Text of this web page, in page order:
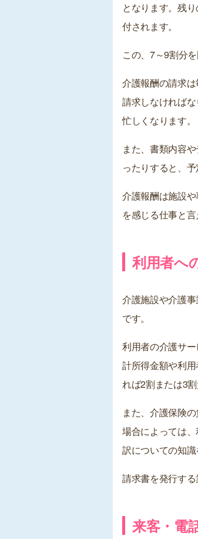
となります。残
付されます。
この、7～9割分
介護報酬の請求
請求しなければ
忙しくなります。
また、書類内容
ったりすると、
介護報酬は施設
を感じる仕事と言
利用者へ
介護施設や介護
です。
利用者の介護サ
計所得金額や利
れば2割または3
また、介護保険
場合によっては
訳についての知識
請求書を発行す
来客・電